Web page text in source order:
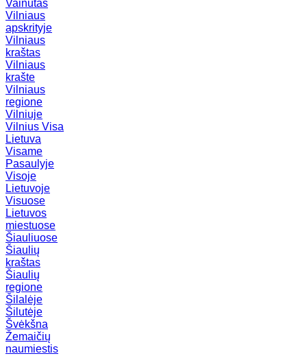
Vainutas
Vilniaus
apskrityje
Vilniaus
kraštas
Vilniaus
krašte
Vilniaus
regione
Vilniuje
Vilnius Visa
Lietuva
Visame
Pasaulyje
Visoje
Lietuvoje
Visuose
Lietuvos
miestuose
Šiauliuose
Šiaulių
kraštas
Šiaulių
regione
Šilalėje
Šilutėje
Švėkšna
Žemaičių
naumiestis